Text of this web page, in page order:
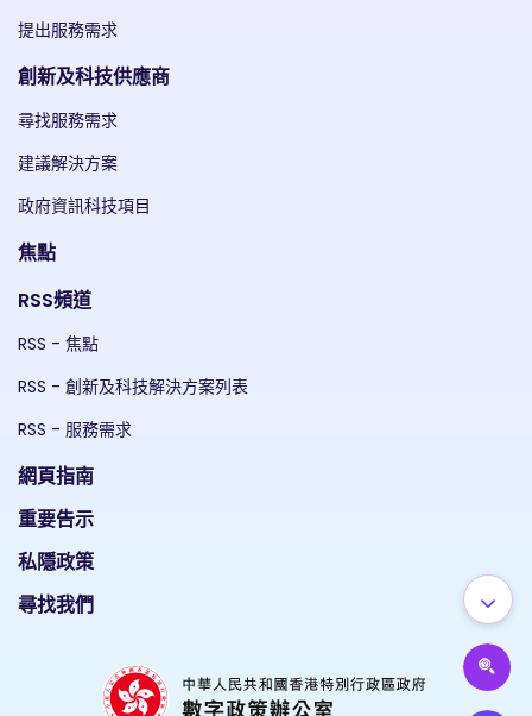
提出服務需求
創新及科技供應商
尋找服務需求
建議解決方案
政府資訊科技項目
焦點
RSS頻道
RSS - 焦點
RSS - 創新及科技解決方案列表
RSS - 服務需求
網頁指南
重要告示
私隱政策
尋找我們